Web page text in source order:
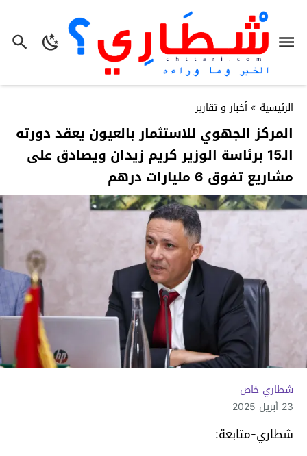
الرئيسية » أخبار و تقارير
المركز الجهوي للاستثمار بالعيون يعقد دورته
الـ15 برئاسة الوزير كريم زيدان ويصادق على
مشاريع تفوق 6 مليارات درهم
شطاري خاص
23 أبريل 2025
شطاري-متابعة: